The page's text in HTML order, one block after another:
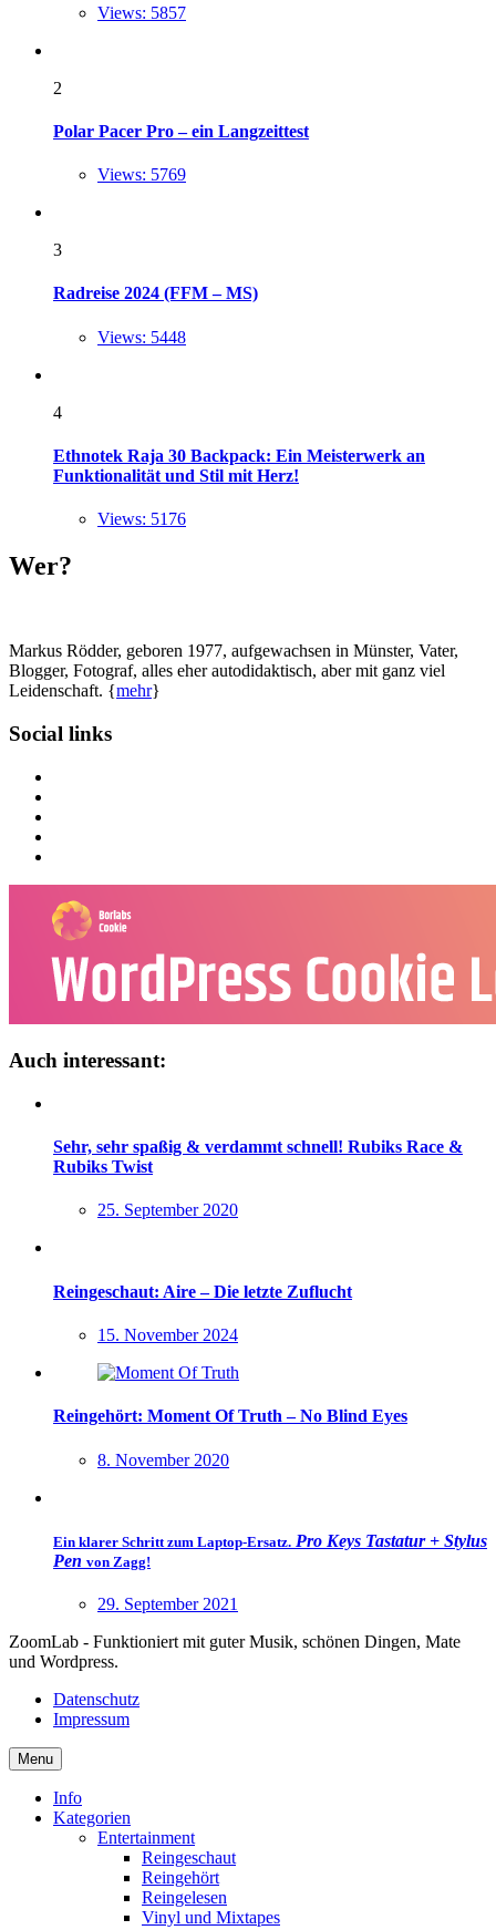
Views: 5857
2
Polar Pacer Pro – ein Langzeittest
Views: 5769
3
Radreise 2024 (FFM – MS)
Views: 5448
4
Ethnotek Raja 30 Backpack: Ein Meisterwerk an
Funktionalität und Stil mit Herz!
Views: 5176
Wer?
Markus Rödder, geboren 1977, aufgewachsen in Münster, Vater,
Blogger, Fotograf, alles eher autodidaktisch, aber mit ganz viel
Leidenschaft. {mehr}
Social links
Auch interessant:
Sehr, sehr spaßig & verdammt schnell! Rubiks Race &
Rubiks Twist
25. September 2020
Reingeschaut: Aire – Die letzte Zuflucht
15. November 2024
Reingehört: Moment Of Truth – No Blind Eyes
8. November 2020
Ein klarer Schritt zum Laptop-Ersatz. Pro Keys Tastatur + Stylus
Pen von Zagg!
29. September 2021
ZoomLab - Funktioniert mit guter Musik, schönen Dingen, Mate
und Wordpress.
Datenschutz
Impressum
Menu
Info
Kategorien
Entertainment
Reingeschaut
Reingehört
Reingelesen
Vinyl und Mixtapes